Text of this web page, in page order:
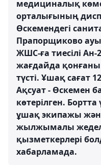
медициналық
орталығының
Өскемендегі
Прапорщиково
ЖШС-ға тиесілі
жағдайда қонғаны
түсті. Ұшақ сағат
Ақсуат - Өскемен
көтерілген.
ұшақ экипажы
жылжымалы
қызметкерлері
хабарламада.